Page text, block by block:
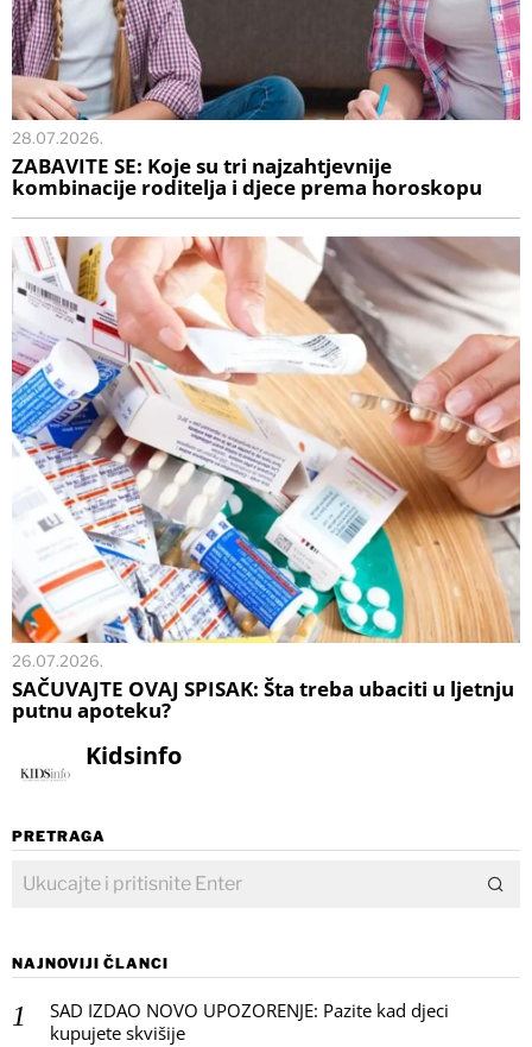
28.07.2026.
ZABAVITE SE: Koje su tri najzahtjevnije
kombinacije roditelja i djece prema horoskopu
26.07.2026.
SAČUVAJTE OVAJ SPISAK: Šta treba ubaciti u ljetnju
putnu apoteku?
Kidsinfo
PRETRAGA
NAJNOVIJI ČLANCI
SAD IZDAO NOVO UPOZORENJE: Pazite kad djeci
kupujete skvišije